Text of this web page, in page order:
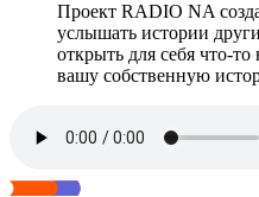
Проект RADIO NA
услышать истории
открыть для себя что-
вашу собственную